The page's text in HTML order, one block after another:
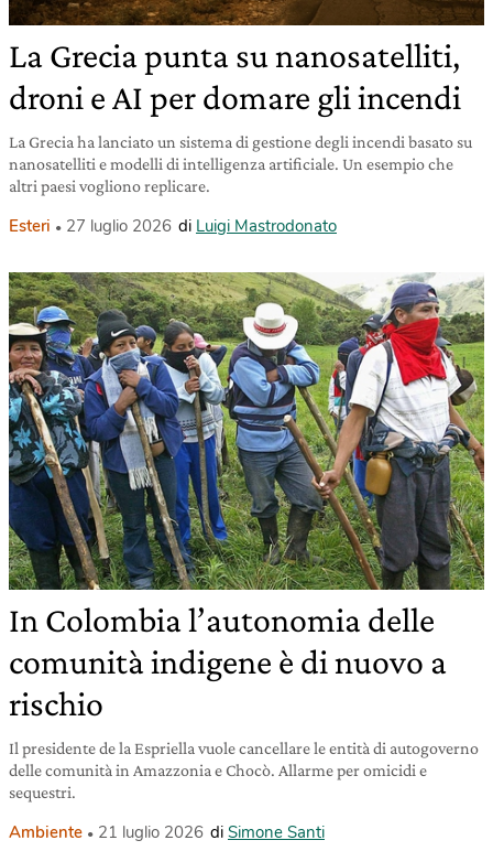
La Grecia punta su nanosatelliti,
droni e AI per domare gli incendi
La Grecia ha lanciato un sistema di gestione degli incendi basato su
nanosatelliti e modelli di intelligenza artificiale. Un esempio che
altri paesi vogliono replicare.
Esteri 27 luglio 2026 di Luigi Mastrodonato
In Colombia l’autonomia delle
comunità indigene è di nuovo a
rischio
Il presidente de la Espriella vuole cancellare le entità di autogoverno
delle comunità in Amazzonia e Chocò. Allarme per omicidi e
sequestri.
Ambiente 21 luglio 2026 di Simone Santi